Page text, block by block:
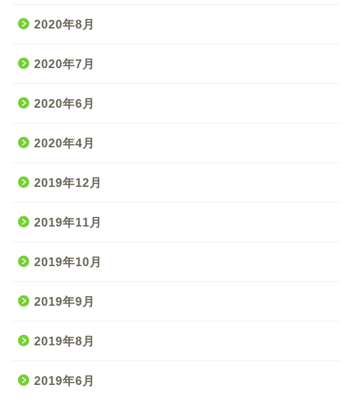
2020年8月
2020年7月
2020年6月
2020年4月
2019年12月
2019年11月
2019年10月
2019年9月
2019年8月
2019年6月